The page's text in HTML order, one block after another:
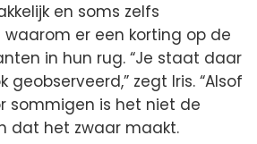
en soms zelfs
er een korting op de
in hun rug. “Je staat daar
zegt Iris. “Alsof
sommigen is het niet de
dat het zwaar maakt.